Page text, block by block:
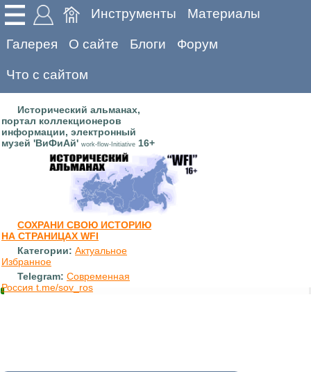
Инструменты Материалы
Галерея О сайте Блоги Форум
Что с сайтом
Исторический альманах,
портал коллекционеров
информации, электронный
музей 'ВиФиАй' work-flow-Initiative 16+
СОХРАНИ СВОЮ ИСТОРИЮ
НА СТРАНИЦАХ WFI
Категории: Актуальное
Избранное
Telegram: Современная
Россия t.me/sov_ros